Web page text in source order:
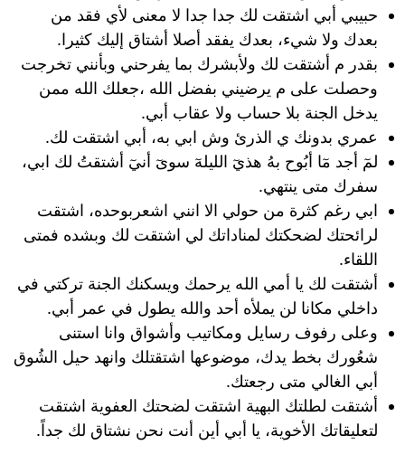
حبيبي أبي اشتقت لك جدا جدا لا معنى لأي فقد من
بعدك ولا شيء، بعدك يفقد أصلا أشتاق إليك كثيرا.
بقدر م أشتقت لك ولأبشرك بما يفرحني وبأنني تخرجت
وحصلت على م يرضيني بفضل الله ،جعلك الله ممن
يدخل الجنة بلا حساب ولا عقاب أبي.
عمري بدونك ي الذرئ وش ابي به، أبي اشتقت لك.
لمٓ أجد مٓا أبُوح بهُ هذيٓ الليلهٓ سوىٓ أنيٓ أشتقتُ لك ابي،
سفرك متى ينتهي.
ابي رغم كثرة من حولي الا انني اشعربوحده، اشتقت
لرائحتك لضحكتك لمناداتك لي اشتقت لك وبشده فمتى
اللقاء.
أشتقت لك يا أمي الله يرحمك ويسكنك الجنة تركتي في
داخلي مكانا لن يملأه أحد والله يطول في عمر أبي.
وعلى رفوف رسايل ومكاتيب وأشواق وانا استنى
شعُورك بخط يدك، موضوعها اشتقتلك وانهد حيل الشُوق
أبي الغالي متى رجعتك.
أشتقت لطلتك البهية اشتقت لضحتك العفوية اشتقت
لتعليقاتك الأخوية، يا أبي أين أنت نحن نشتاق لك جداً.